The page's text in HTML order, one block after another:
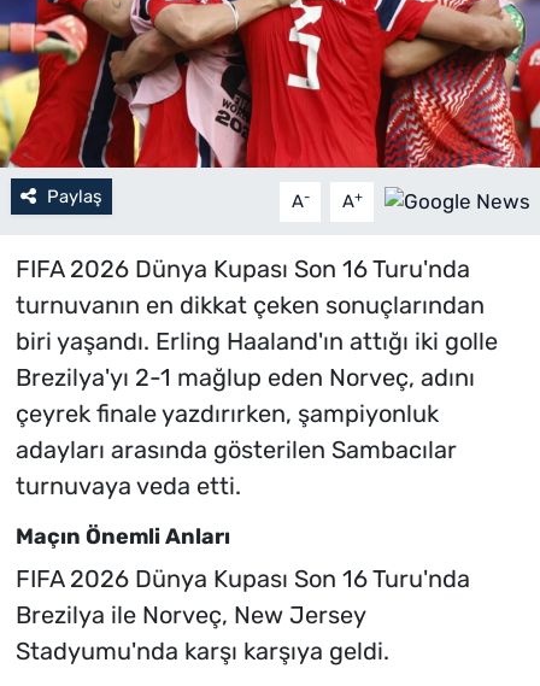
Paylaş A- A+
FIFA 2026 Dünya Kupası Son 16 Turu'nda
turnuvanın en dikkat çeken sonuçlarından
biri yaşandı. Erling Haaland'ın attığı iki golle
Brezilya'yı 2-1 mağlup eden Norveç, adını
çeyrek finale yazdırırken, şampiyonluk
adayları arasında gösterilen Sambacılar
turnuvaya veda etti.
Maçın Önemli Anları
FIFA 2026 Dünya Kupası Son 16 Turu'nda
Brezilya ile Norveç, New Jersey
Stadyumu'nda karşı karşıya geldi.